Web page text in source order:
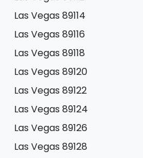
Las Vegas 89114
Las Vegas 89116
Las Vegas 89118
Las Vegas 89120
Las Vegas 89122
Las Vegas 89124
Las Vegas 89126
Las Vegas 89128